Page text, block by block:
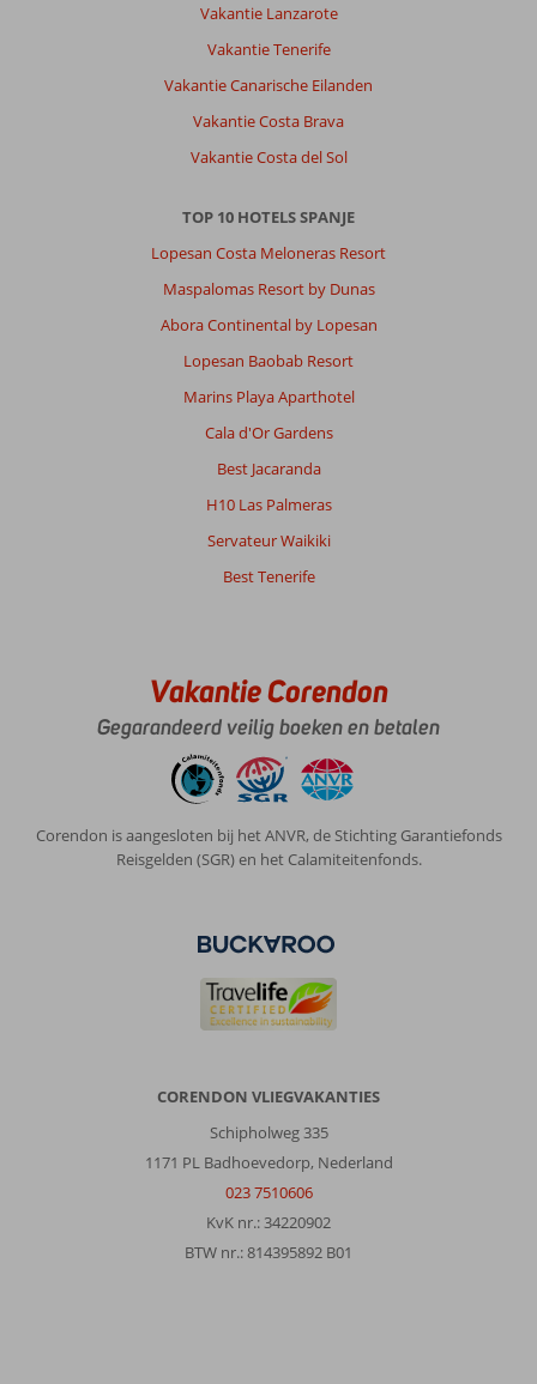
Vakantie Lanzarote
Vakantie Tenerife
Vakantie Canarische Eilanden
Vakantie Costa Brava
Vakantie Costa del Sol
TOP 10 HOTELS SPANJE
Lopesan Costa Meloneras Resort
Maspalomas Resort by Dunas
Abora Continental by Lopesan
Lopesan Baobab Resort
Marins Playa Aparthotel
Cala d'Or Gardens
Best Jacaranda
H10 Las Palmeras
Servateur Waikiki
Best Tenerife
Vakantie Corendon
Gegarandeerd veilig boeken en betalen
Corendon is aangesloten bij het ANVR, de Stichting Garantiefonds
Reisgelden (SGR) en het Calamiteitenfonds.
CORENDON VLIEGVAKANTIES
Schipholweg 335
1171 PL Badhoevedorp, Nederland
023 7510606
KvK nr.: 34220902
BTW nr.: 814395892 B01